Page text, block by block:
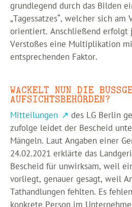
grundlegend durch das Bilden
„Tagessatzes“, welcher sich am
orientiert. Anschließend erfolgt
Verstoßes eine Multiplikation
entsprechenden Faktor.
WACKELT NUN DIE
UFSICHTSBEHÖRDEN?
Mitteilungen
des LG Berlin
zufolge leidet der Bescheid
Mängeln. Laut Angaben einer
24.02.2021 erklärte das
Bescheid für unwirksam, weil
vorliegt, genauer gesagt, weil
Tathandlungen fehlten. Es
konkrete Person im